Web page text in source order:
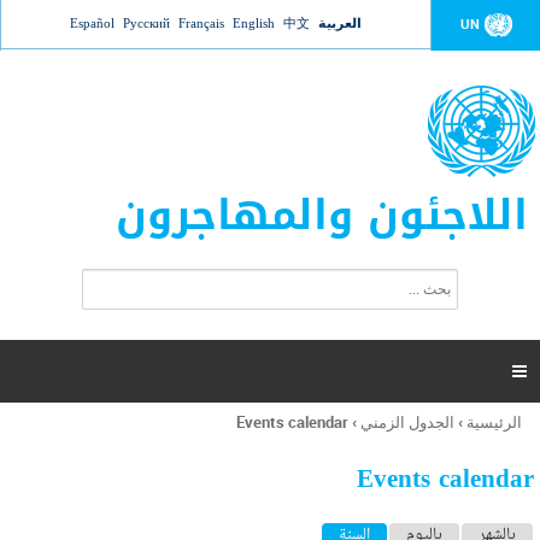
Jump to navigation UN العربية 中文
English
Français
Русский
Español
اللاجئون والمهاجرون
ت
ر
ل
ح
ب

أنت
هنا
الرئيسية › الجدول الزمني ›
Events calendar
Events calendar